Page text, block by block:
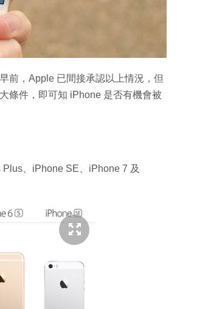
前，Apple 已間接承認以上情況，但
條件，即可知 iPhone 是否有機會被
、iPhone SE、iPhone 7 及